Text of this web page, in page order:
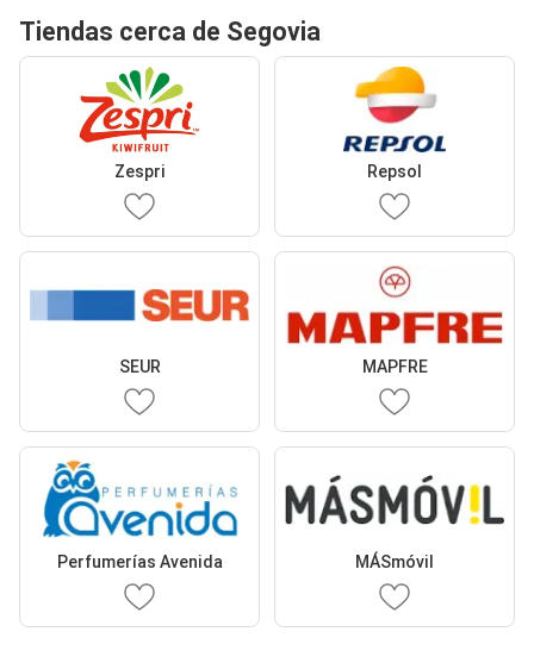
Tiendas cerca de Segovia
Zespri Repsol
SEUR MAPFRE
Perfumerías Avenida MÁSmóvil